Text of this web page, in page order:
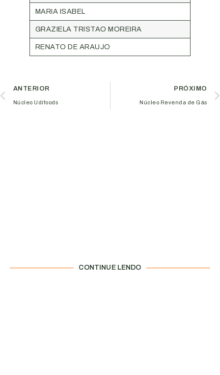
MARIA ISABEL
GRAZIELA TRISTAO MOREIRA
RENATO DE ARAUJO
ANTERIOR
Núcleo Udifoods
PRÓXIMO
Núcleo Revenda de Gás
CONTINUE LENDO